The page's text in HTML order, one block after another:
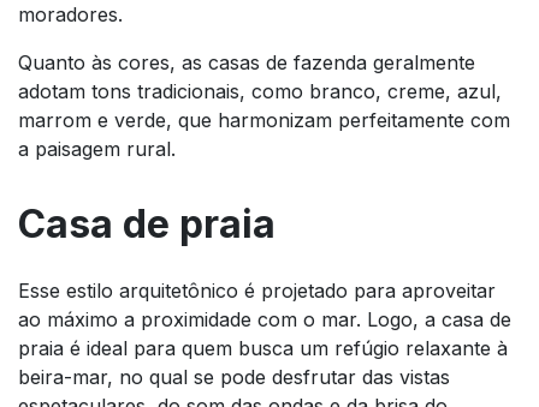
moradores.
Quanto às cores, as casas de fazenda geralmente
adotam tons tradicionais, como branco, creme, azul,
marrom e verde, que harmonizam perfeitamente com
a paisagem rural.
Casa de praia
Esse estilo arquitetônico é projetado para aproveitar
ao máximo a proximidade com o mar. Logo, a casa de
praia é ideal para quem busca um refúgio relaxante à
beira-mar, no qual se pode desfrutar das vistas